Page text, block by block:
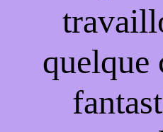
quelque